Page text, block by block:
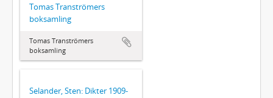
Tomas Tranströmers
boksamling
Tomas Tranströmers
boksamling
Selander, Sten: Dikter 1909-